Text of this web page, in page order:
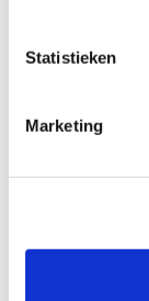
Statistieken
Marketing